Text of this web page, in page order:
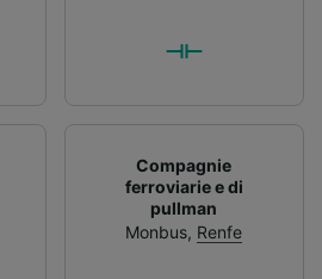
Compagnie
ferroviarie e di
pullman
Monbus, Renfe